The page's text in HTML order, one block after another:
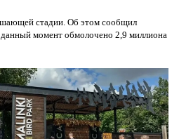
стадии. Об этом сообщил
момент обмолочено 2,9 миллиона